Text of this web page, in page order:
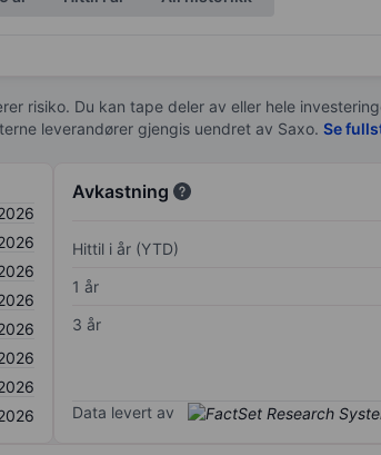
risiko. Du kan tape deler av eller hele
leverandører gjengis uendret av Saxo. Se
Avkastning
Hittil i år (YTD)
1 år
3 år
Data levert av